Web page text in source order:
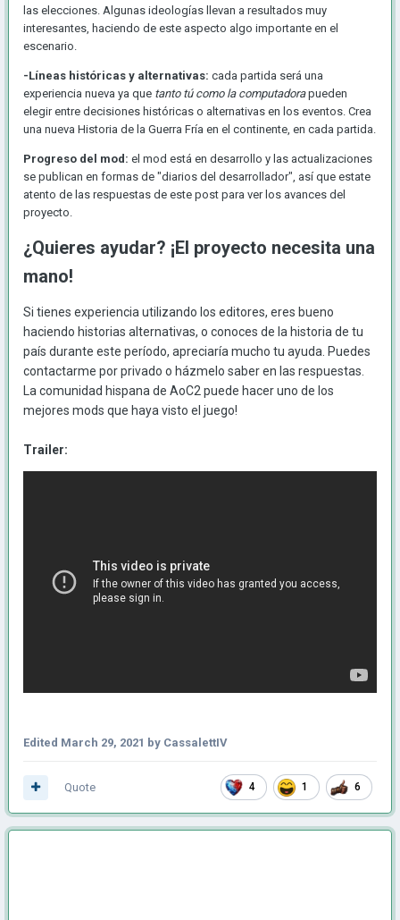
las elecciones. Algunas ideologías llevan a resultados muy
interesantes, haciendo de este aspecto algo importante en el
escenario.
-Líneas históricas y alternativas: cada partida será una
experiencia nueva ya que tanto tú como la computadorapueden
elegir entre decisiones históricas o alternativas en los eventos. Crea
una nueva Historia de la Guerra Fría en el continente, en cada partida.
Progreso del mod: el mod está en desarrollo y las actualizaciones
se publican en formas de "diarios del desarrollador", así que estate
atento de las respuestas de este post para ver los avances del
proyecto.
¿Quieres ayudar? ¡El proyecto necesita una
mano!
Si tienes experiencia utilizando los editores, eres bueno
haciendo historias alternativas, o conoces de la historia de tu
país durante este período, apreciaría mucho tu ayuda. Puedes
contactarme por privado o házmelo saber en las respuestas.
La comunidad hispana de AoC2 puede hacer uno de los
mejores mods que haya visto el juego!
Trailer:
Edited March 29, 2021 by CassalettIV
4 1 6
Quote